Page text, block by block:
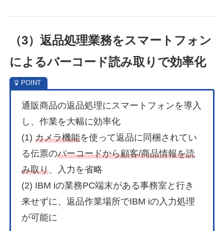
（3）返品処理業務をスマートフォン
によるバーコード読み取りで効率化
通販商品の返品処理にスマートフォンを導入
し、作業を大幅に効率化
(1) カメラ機能を使って返品に同梱されてい
る伝票のバーコードから顧客/商品情報を読
み取り、入力を省略
(2) IBM iの業務PC端末がある事務室と行き
来せずに、返品作業場所でIBM iの入力処理
が可能に